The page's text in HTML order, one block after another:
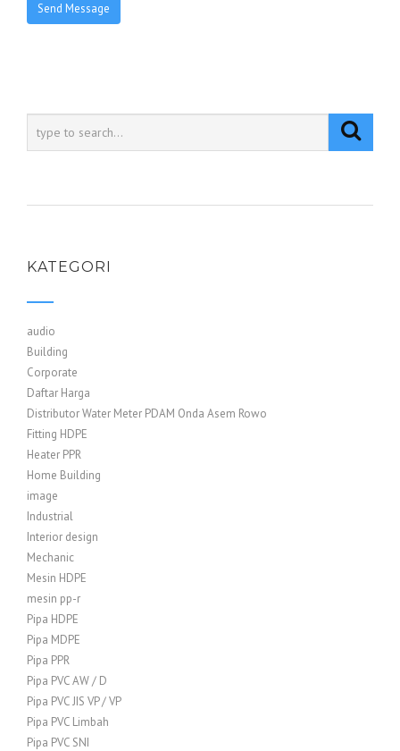
KATEGORI
audio
Building
Corporate
Daftar Harga
Distributor Water Meter PDAM Onda Asem Rowo
Fitting HDPE
Heater PPR
Home Building
image
Industrial
Interior design
Mechanic
Mesin HDPE
mesin pp-r
Pipa HDPE
Pipa MDPE
Pipa PPR
Pipa PVC AW / D
Pipa PVC JIS VP / VP
Pipa PVC Limbah
Pipa PVC SNI